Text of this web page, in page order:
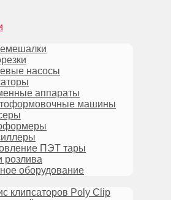
насосы
аппараты
машины
ПЭТ тары
розлива
оборудование
клипсаторов Poly Clip